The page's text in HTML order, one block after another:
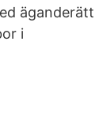
äganderätt
i